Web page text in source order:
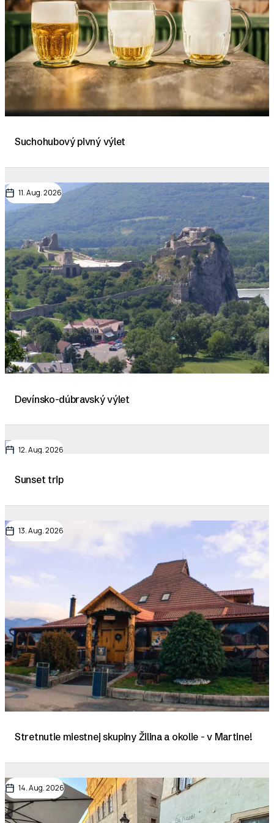
Suchohubový pivný výlet
11. Aug. 2026
Devínsko-dúbravský výlet
12. Aug. 2026
Sunset trip
13. Aug. 2026
Stretnutie miestnej skupiny Žilina a okolie - v Martine!
14. Aug. 2026